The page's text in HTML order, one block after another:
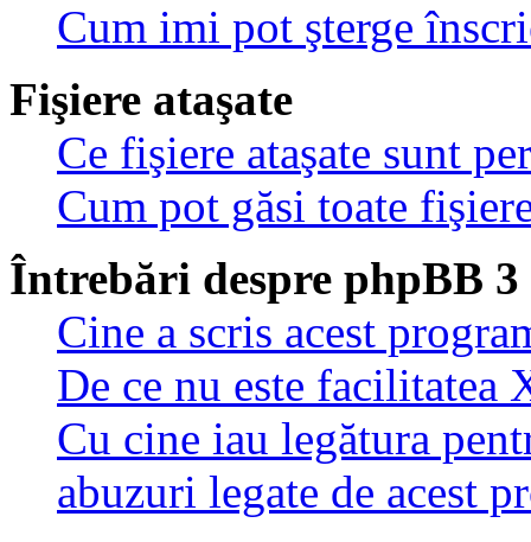
Cum imi pot şterge
Fişiere ataşate
Ce fişiere ataşate sunt
Cum pot găsi toate
Întrebări despre phpBB 3
Cine a scris acest
De ce nu este facilitatea
Cu cine iau legătura
abuzuri legate de acest